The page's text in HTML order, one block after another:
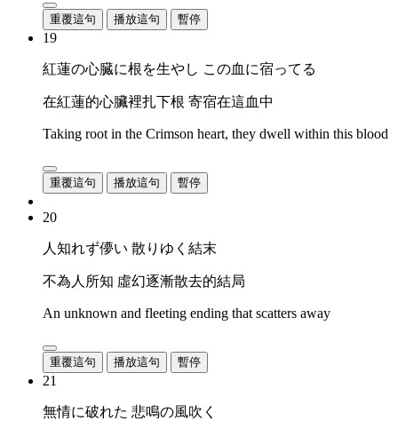
重覆這句 播放這句 暫停
19
紅蓮の心臓に根を生やし この血に宿ってる
在紅蓮的心臟裡扎下根 寄宿在這血中
Taking root in the Crimson heart, they dwell within this blood
重覆這句 播放這句 暫停
20
人知れず儚い 散りゆく結末
不為人所知 虛幻逐漸散去的結局
An unknown and fleeting ending that scatters away
重覆這句 播放這句 暫停
21
無情に破れた 悲鳴の風吹く